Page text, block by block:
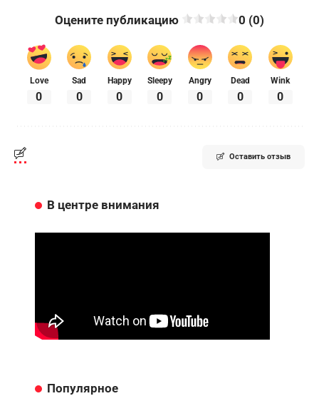
Оцените публикацию 0 (0)
Love
0
Sad
0
Happy
0
Sleepy
0
Angry
0
Dead
0
Wink
0
Оставить отзыв
В центре внимания
Популярное